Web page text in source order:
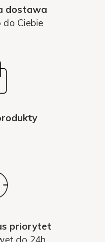
dostawa
do Ciebie
priorytet
do 24h